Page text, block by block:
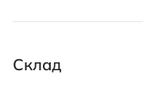
Склад